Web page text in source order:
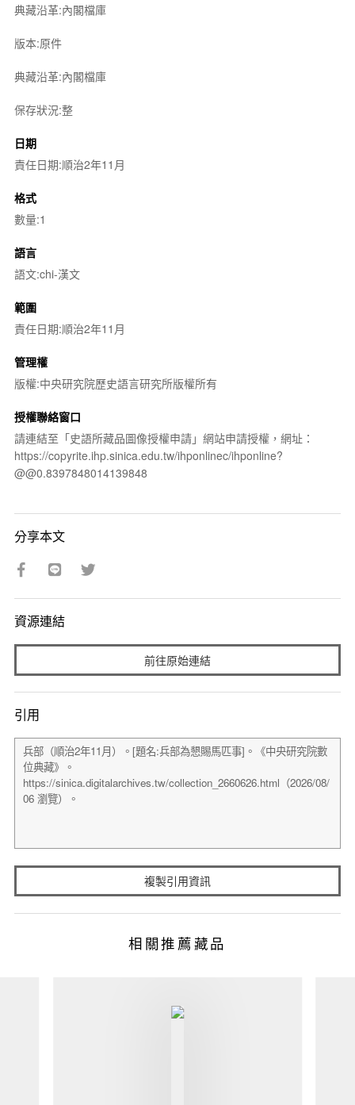
典藏沿革:內閣檔庫
版本:原件
典藏沿革:內閣檔庫
保存狀況:整
日期
責任日期:順治2年11月
格式
數量:1
語言
語文:chi-漢文
範圍
責任日期:順治2年11月
管理權
版權:中央研究院歷史語言研究所版權所有
授權聯絡窗口
請連結至「史語所藏品圖像授權申請」網站申請授權，網址：
https://copyrite.ihp.sinica.edu.tw/ihponlinec/ihponline?
@@0.8397848014139848
分享本文
資源連結
前往原始連結
引用
複製引用資訊
相關推薦藏品